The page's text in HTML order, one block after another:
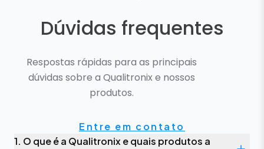
Dúvidas frequentes
Respostas rápidas para as principais
dúvidas sobre a Qualitronix e nossos
produtos.
Entre em contato
1. O que é a Qualitronix e quais produtos a